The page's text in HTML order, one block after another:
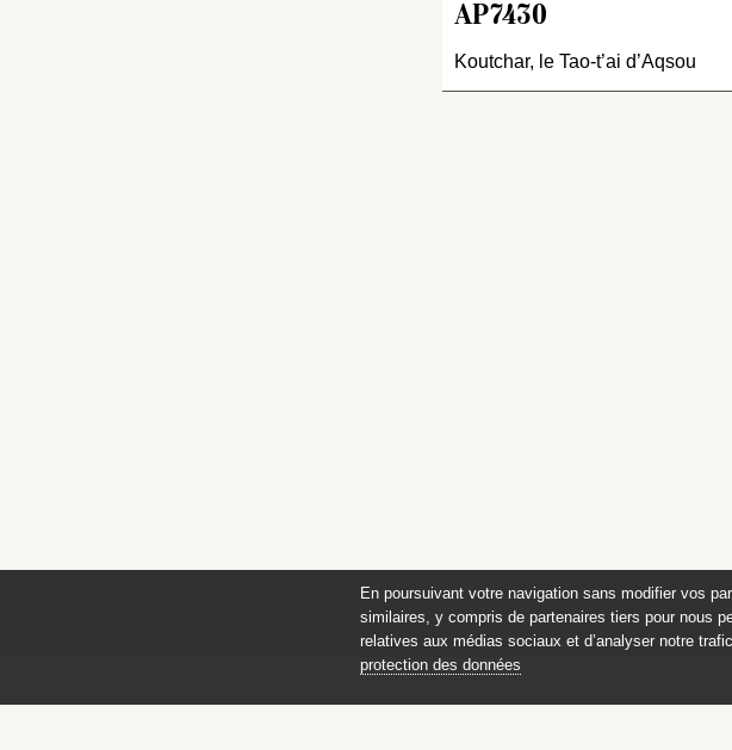
pour le
pour le sous-préfet de
Koutcha.
AP7430
Koutchar, le Tao-t’ai d’Aqsou
En poursuivant votre navigation sans modifier vos
similaires, y compris de partenaires tiers pour nous
relatives aux médias sociaux et d’analyser notre
protection des données